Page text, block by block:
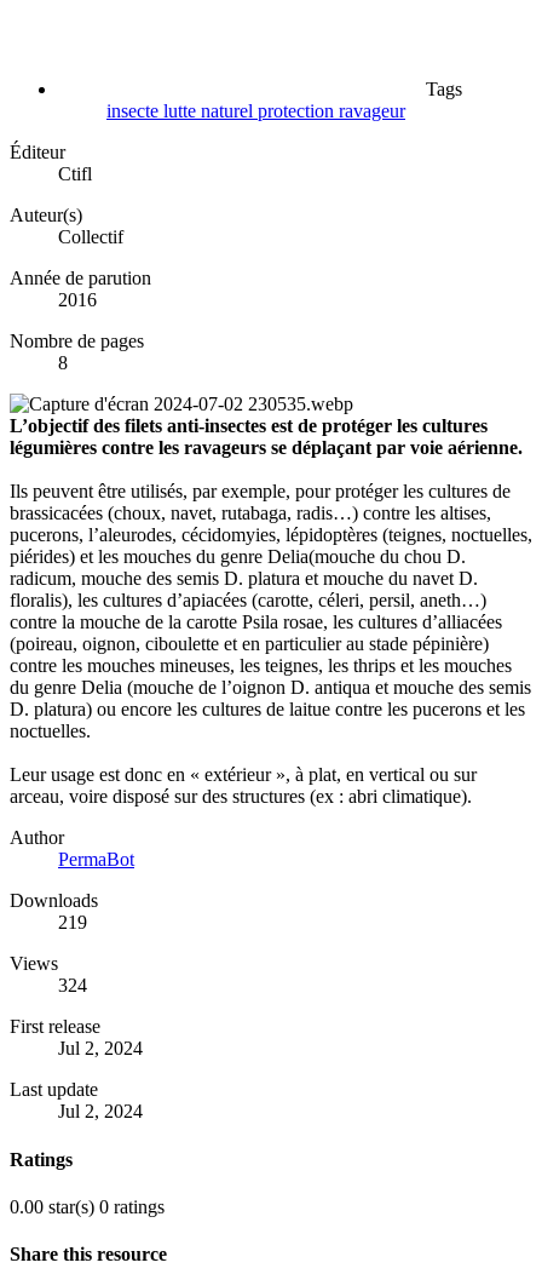
Tags
insecte lutte naturel protection ravageur
Éditeur
Ctifl
Auteur(s)
Collectif
Année de parution
2016
Nombre de pages
8
L’objectif des filets anti-insectes est de protéger les cultures
légumières contre les ravageurs se déplaçant par voie aérienne.
Ils peuvent être utilisés, par exemple, pour protéger les cultures de
brassicacées (choux, navet, rutabaga, radis…) contre les altises,
pucerons, l’aleurodes, cécidomyies, lépidoptères (teignes, noctuelles,
piérides) et les mouches du genre Delia(mouche du chou D.
radicum, mouche des semis D. platura et mouche du navet D.
floralis), les cultures d’apiacées (carotte, céleri, persil, aneth…)
contre la mouche de la carotte Psila rosae, les cultures d’alliacées
(poireau, oignon, ciboulette et en particulier au stade pépinière)
contre les mouches mineuses, les teignes, les thrips et les mouches
du genre Delia (mouche de l’oignon D. antiqua et mouche des semis
D. platura) ou encore les cultures de laitue contre les pucerons et les
noctuelles.
Leur usage est donc en « extérieur », à plat, en vertical ou sur
arceau, voire disposé sur des structures (ex : abri climatique).
Author
PermaBot
Downloads
219
Views
324
First release
Jul 2, 2024
Last update
Jul 2, 2024
Ratings
0.00 star(s) 0 ratings
Share this resource